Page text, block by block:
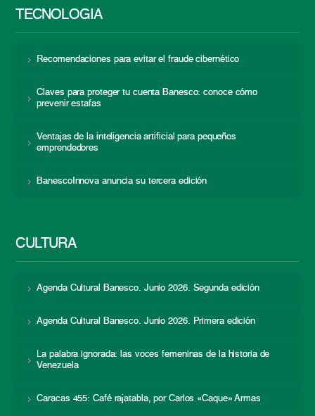
TECNOLOGÍA
Recomendaciones para evitar el fraude cibernético
Claves para proteger tu cuenta Banesco: conoce cómo
prevenir estafas
Ventajas de la inteligencia artificial para pequeños
emprendedores
BanescoInnova anuncia su tercera edición
CULTURA
Agenda Cultural Banesco. Junio 2026. Segunda edición
Agenda Cultural Banesco. Junio 2026. Primera edición
La palabra ignorada: las voces femeninas de la historia de
Venezuela
Caracas 455: Café rajatabla, por Carlos «Caque» Armas